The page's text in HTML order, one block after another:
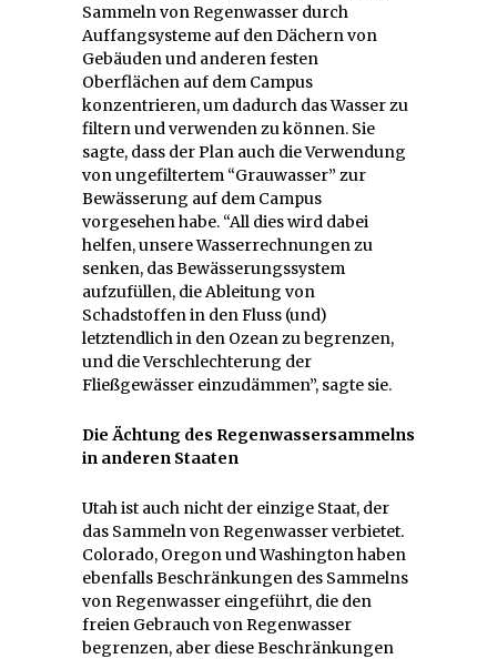
Sammeln von Regenwasser durch
Auffangsysteme auf den Dächern von
Gebäuden und anderen festen
Oberflächen auf dem Campus
konzentrieren, um dadurch das Wasser zu
filtern und verwenden zu können. Sie
sagte, dass der Plan auch die Verwendung
von ungefiltertem “Grauwasser” zur
Bewässerung auf dem Campus
vorgesehen habe. “All dies wird dabei
helfen, unsere Wasserrechnungen zu
senken, das Bewässerungssystem
aufzufüllen, die Ableitung von
Schadstoffen in den Fluss (und)
letztendlich in den Ozean zu begrenzen,
und die Verschlechterung der
Fließgewässer einzudämmen”, sagte sie.
Die Ächtung des Regenwassersammelns
in anderen Staaten
Utah ist auch nicht der einzige Staat, der
das Sammeln von Regenwasser verbietet.
Colorado, Oregon und Washington haben
ebenfalls Beschränkungen des Sammelns
von Regenwasser eingeführt, die den
freien Gebrauch von Regenwasser
begrenzen, aber diese Beschränkungen